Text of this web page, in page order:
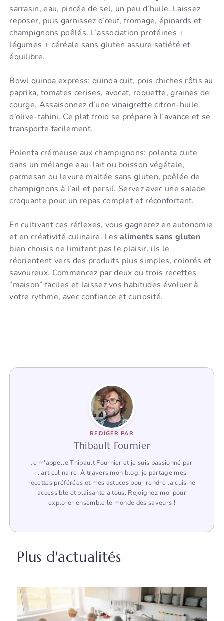
sarrasin, eau, pincée de sel, un peu d’huile. Laissez
reposer, puis garnissez d’œuf, fromage, épinards et
champignons poêlés. L’association protéines +
légumes + céréale sans gluten assure satiété et
équilibre.
Bowl quinoa express: quinoa cuit, pois chiches rôtis au
paprika, tomates cerises, avocat, roquette, graines de
courge. Assaisonnez d’une vinaigrette citron-huile
d’olive-tahini. Ce plat froid se prépare à l’avance et se
transporte facilement.
Polenta crémeuse aux champignons: polenta cuite
dans un mélange eau-lait ou boisson végétale,
parmesan ou levure maltée sans gluten, poêlée de
champignons à l’ail et persil. Servez avec une salade
croquante pour un repas complet et réconfortant.
En cultivant ces réflexes, vous gagnerez en autonomie
et en créativité culinaire. Lesaliments sans gluten
bien choisis ne limitent pas le plaisir, ils le
réorientent vers des produits plus simples, colorés et
savoureux. Commencez par deux ou trois recettes
“maison” faciles et laissez vos habitudes évoluer à
votre rythme, avec confiance et curiosité.
REDIGER PAR
Thibault Fournier
Je m'appelle Thibault Fournier et je suis passionné par
l'art culinaire. À travers mon blog, je partage mes
recettes préférées et mes astuces pour rendre la cuisine
accessible et plaisante à tous. Rejoignez-moi pour
explorer ensemble le monde des saveurs !
Plus d'actualités